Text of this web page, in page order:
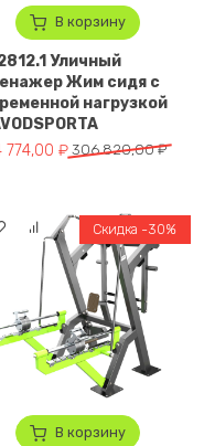
688,00 ₽.
В корзину
Уличный
Жим сидя с
нагрузкой
306 820,00₽
цена
774,00 ₽
цена: 214 774,00 ₽.
В корзину
Скидка -30%